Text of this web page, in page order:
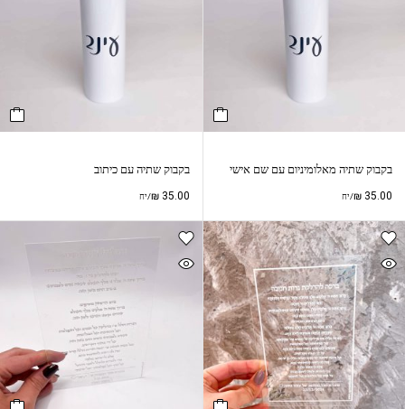
בקבוק שתיה מאלומיניום עם שם אישי
₪ 35.00 /יח
בקבוק שתיה עם כיתוב
₪35.00 /יח